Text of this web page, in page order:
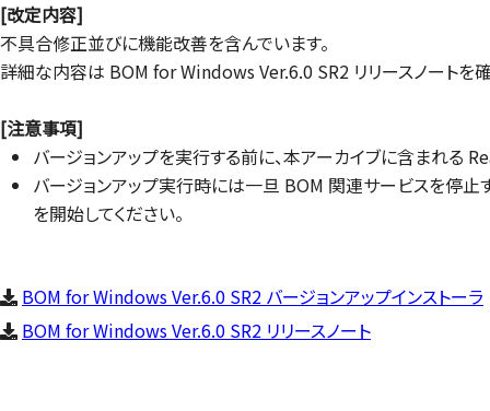
[改定内容]
不具合修正並びに機能改善を含んでいます。
詳細な内容は BOM for Windows Ver.6.0 SR2 リリースノートを確
[注意事項]
バージョンアップを実行する前に、本アーカイブに含まれる
バージョンアップ実行時には一旦 BOM 関連サービスを停止
を開始してください。
BOM for Windows Ver.6.0 SR2 バージョンアップインストーラ
BOM for Windows Ver.6.0 SR2 リリースノート